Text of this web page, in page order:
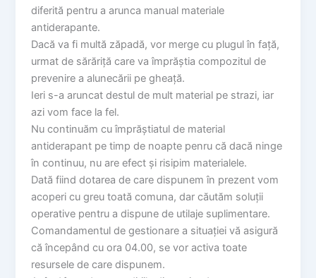
diferită pentru a arunca manual materiale
antiderapante.
Dacă va fi multă zăpadă, vor merge cu plugul în față,
urmat de sărăriță care va împrăștia compozitul de
prevenire a alunecării pe gheață.
Ieri s-a aruncat destul de mult material pe strazi, iar
azi vom face la fel.
Nu continuăm cu împrăștiatul de material
antiderapant pe timp de noapte penru că dacă ninge
în continuu, nu are efect și risipim materialele.
Dată fiind dotarea de care dispunem în prezent vom
acoperi cu greu toată comuna, dar căutăm soluții
operative pentru a dispune de utilaje suplimentare.
Comandamentul de gestionare a situației vă asigură
că începând cu ora 04.00, se vor activa toate
resursele de care dispunem.